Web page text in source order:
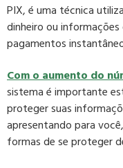
PIX, é uma técnica
dinheiro ou
pagamentos
Com o aumento do
sistema é importante
proteger suas
apresentando para
formas de se proteger